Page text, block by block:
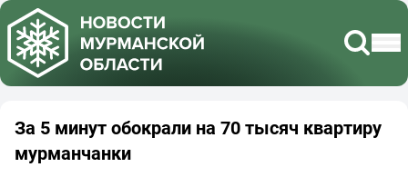
За 5 минут обокрали на 70 тысяч квартиру
мурманчанки